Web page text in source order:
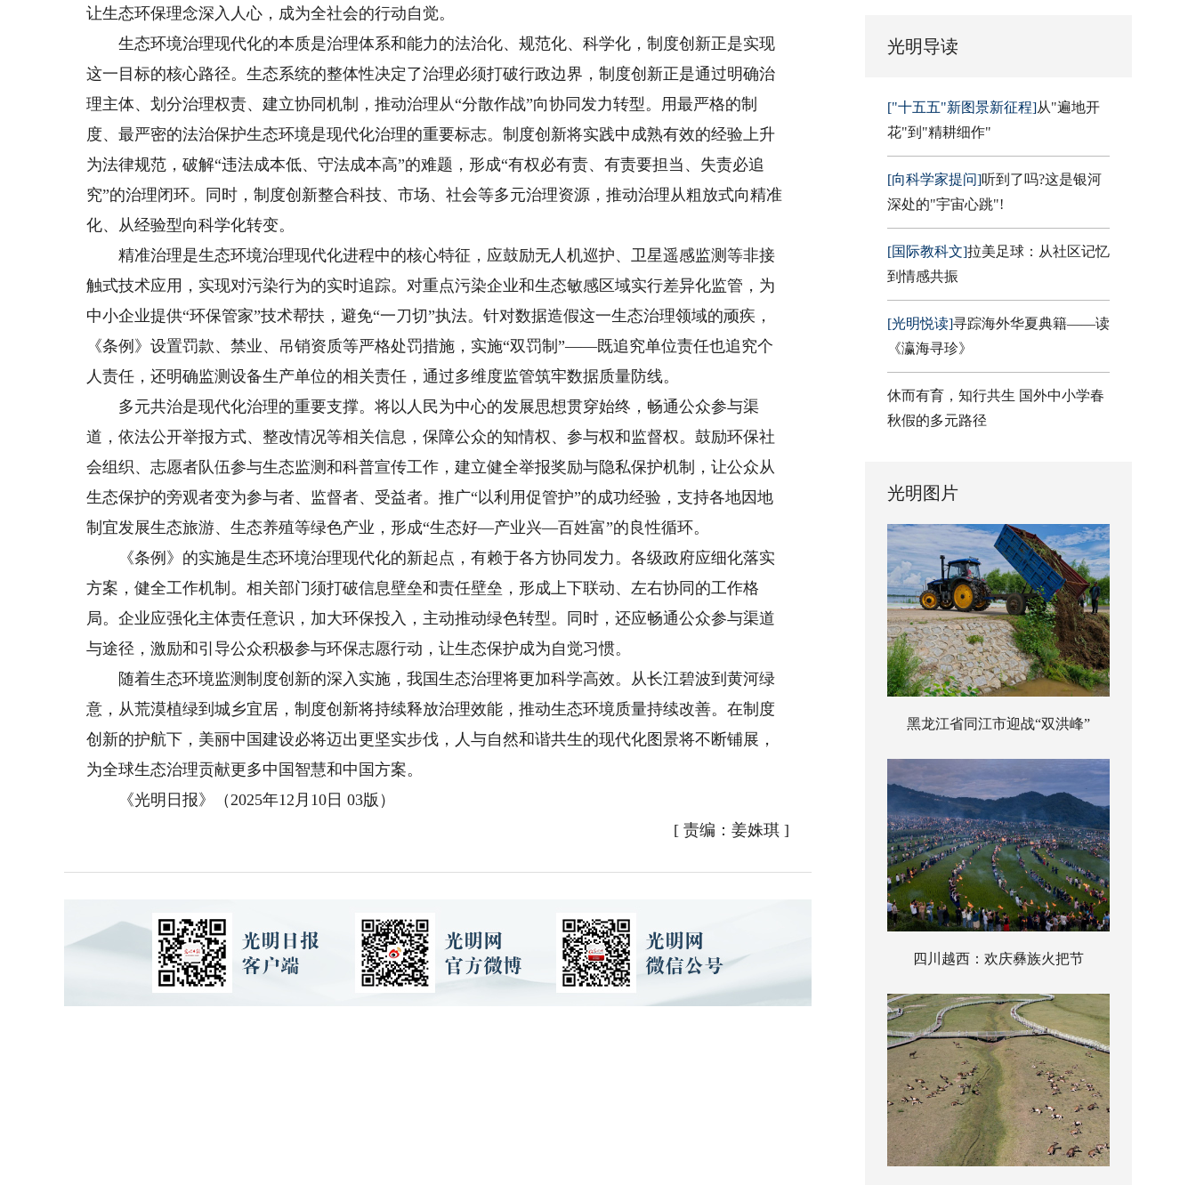
让生态环保理念深入人心，成为全社会的行动自觉。
生态环境治理现代化的本质是治理体系和能力的法治化、规范化、科学化，制度创新正是实现
这一目标的核心路径。生态系统的整体性决定了治理必须打破行政边界，制度创新正是通过明确治
理主体、划分治理权责、建立协同机制，推动治理从“分散作战”向协同发力转型。用最严格的制
度、最严密的法治保护生态环境是现代化治理的重要标志。制度创新将实践中成熟有效的经验上升
为法律规范，破解“违法成本低、守法成本高”的难题，形成“有权必有责、有责要担当、失责必追
究”的治理闭环。同时，制度创新整合科技、市场、社会等多元治理资源，推动治理从粗放式向精准
化、从经验型向科学化转变。
精准治理是生态环境治理现代化进程中的核心特征，应鼓励无人机巡护、卫星遥感监测等非接
触式技术应用，实现对污染行为的实时追踪。对重点污染企业和生态敏感区域实行差异化监管，为
中小企业提供“环保管家”技术帮扶，避免“一刀切”执法。针对数据造假这一生态治理领域的顽疾，
《条例》设置罚款、禁业、吊销资质等严格处罚措施，实施“双罚制”——既追究单位责任也追究个
人责任，还明确监测设备生产单位的相关责任，通过多维度监管筑牢数据质量防线。
多元共治是现代化治理的重要支撑。将以人民为中心的发展思想贯穿始终，畅通公众参与渠
道，依法公开举报方式、整改情况等相关信息，保障公众的知情权、参与权和监督权。鼓励环保社
会组织、志愿者队伍参与生态监测和科普宣传工作，建立健全举报奖励与隐私保护机制，让公众从
生态保护的旁观者变为参与者、监督者、受益者。推广“以利用促管护”的成功经验，支持各地因地
制宜发展生态旅游、生态养殖等绿色产业，形成“生态好—产业兴—百姓富”的良性循环。
《条例》的实施是生态环境治理现代化的新起点，有赖于各方协同发力。各级政府应细化落实
方案，健全工作机制。相关部门须打破信息壁垒和责任壁垒，形成上下联动、左右协同的工作格
局。企业应强化主体责任意识，加大环保投入，主动推动绿色转型。同时，还应畅通公众参与渠道
与途径，激励和引导公众积极参与环保志愿行动，让生态保护成为自觉习惯。
随着生态环境监测制度创新的深入实施，我国生态治理将更加科学高效。从长江碧波到黄河绿
意，从荒漠植绿到城乡宜居，制度创新将持续释放治理效能，推动生态环境质量持续改善。在制度
创新的护航下，美丽中国建设必将迈出更坚实步伐，人与自然和谐共生的现代化图景将不断铺展，
为全球生态治理贡献更多中国智慧和中国方案。
《光明日报》（2025年12月10日 03版）
[ 责编：姜姝琪]
光明导读
["十五五"新图景新征程]从"遍地开
花"到"精耕细作"
[向科学家提问]听到了吗?这是银河
深处的"宇宙心跳"!
[国际教科文]拉美足球：从社区记忆
到情感共振
[光明悦读]寻踪海外华夏典籍——读
《瀛海寻珍》
休而有育，知行共生 国外中小学春
秋假的多元路径
光明图片
黑龙江省同江市迎战“双洪峰”
四川越西：欢庆彝族火把节